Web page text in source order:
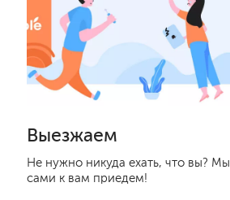
Выезжаем
Не нужно никуда ехать, что вы? Мы
сами к вам приедем!